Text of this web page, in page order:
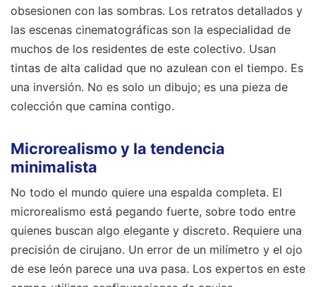
obsesionen con las sombras. Los retratos detallados y
las escenas cinematográficas son la especialidad de
muchos de los residentes de este colectivo. Usan
tintas de alta calidad que no azulean con el tiempo. Es
una inversión. No es solo un dibujo; es una pieza de
colección que camina contigo.
Microrealismo y la tendencia
minimalista
No todo el mundo quiere una espalda completa. El
microrealismo está pegando fuerte, sobre todo entre
quienes buscan algo elegante y discreto. Requiere una
precisión de cirujano. Un error de un milímetro y el ojo
de ese león parece una uva pasa. Los expertos en este